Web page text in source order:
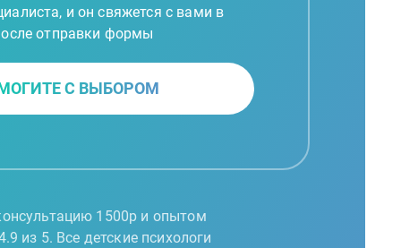
и он свяжется с вами в
отправки формы
С ВЫБОРОМ
1500р и опытом
из 5. Все детские психологи